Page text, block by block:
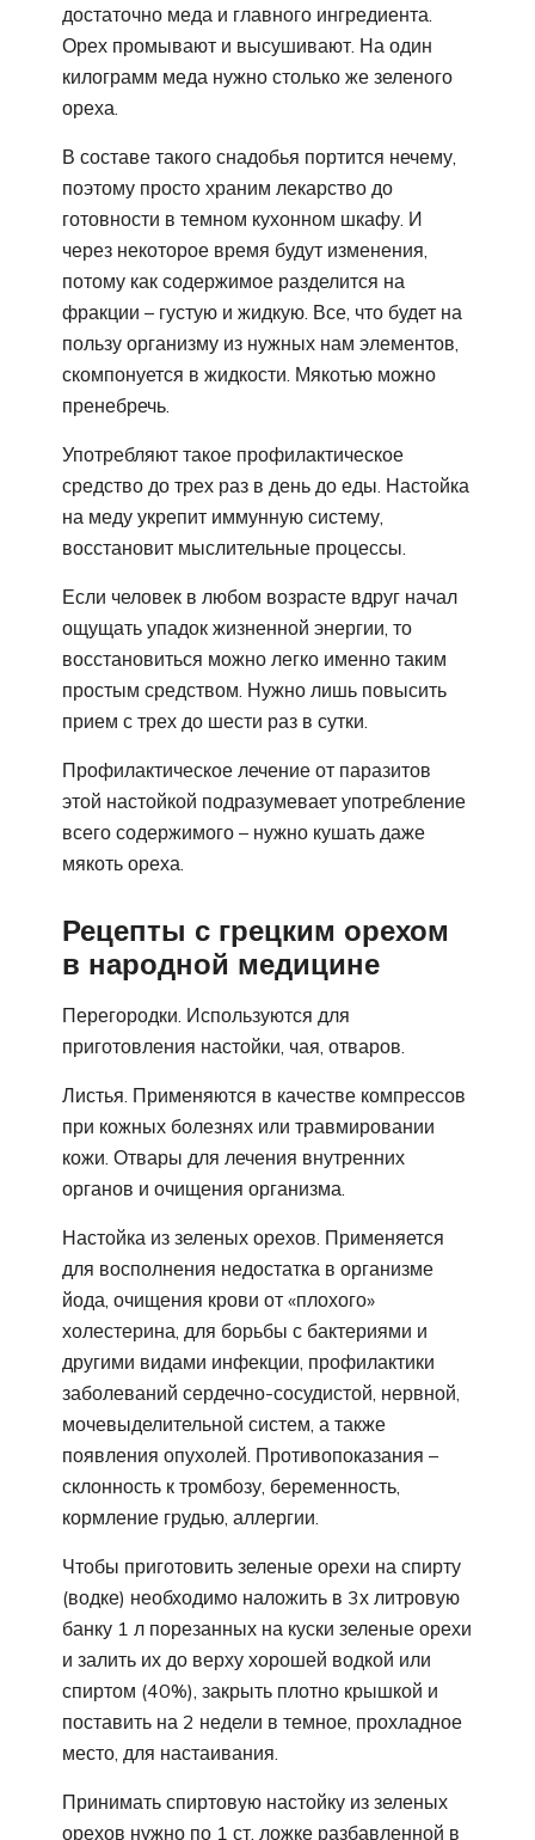
достаточно меда и главного ингредиента.
Орех промывают и высушивают. На один
килограмм меда нужно столько же зеленого
ореха.
В составе такого снадобья портится нечему,
поэтому просто храним лекарство до
готовности в темном кухонном шкафу. И
через некоторое время будут изменения,
потому как содержимое разделится на
фракции – густую и жидкую. Все, что будет на
пользу организму из нужных нам элементов,
скомпонуется в жидкости. Мякотью можно
пренебречь.
Употребляют такое профилактическое
средство до трех раз в день до еды. Настойка
на меду укрепит иммунную систему,
восстановит мыслительные процессы.
Если человек в любом возрасте вдруг начал
ощущать упадок жизненной энергии, то
восстановиться можно легко именно таким
простым средством. Нужно лишь повысить
прием с трех до шести раз в сутки.
Профилактическое лечение от паразитов
этой настойкой подразумевает употребление
всего содержимого – нужно кушать даже
мякоть ореха.
Рецепты с грецким орехом
в народной медицине
Перегородки. Используются для
приготовления настойки, чая, отваров.
Листья. Применяются в качестве компрессов
при кожных болезнях или травмировании
кожи. Отвары для лечения внутренних
органов и очищения организма.
Настойка из зеленых орехов. Применяется
для восполнения недостатка в организме
йода, очищения крови от «плохого»
холестерина, для борьбы с бактериями и
другими видами инфекции, профилактики
заболеваний сердечно-сосудистой, нервной,
мочевыделительной систем, а также
появления опухолей. Противопоказания –
склонность к тромбозу, беременность,
кормление грудью, аллергии.
Чтобы приготовить зеленые орехи на спирту
(водке) необходимо наложить в 3х литровую
банку 1 л порезанных на куски зеленые орехи
и залить их до верху хорошей водкой или
спиртом (40%), закрыть плотно крышкой и
поставить на 2 недели в темное, прохладное
место, для настаивания.
Принимать спиртовую настойку из зеленых
орехов нужно по 1 ст. ложке разбавленной в